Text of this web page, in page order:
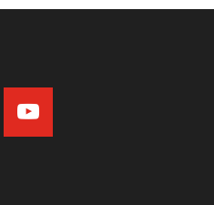
youtube